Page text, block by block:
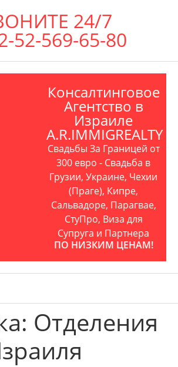
24/7
52-569-65-80
Консалтинговое
Агентство в
Израиле
A.R.IMMIGREALTY
Свадьбы За Границей от
300 евро - Свадьба в
Грузии, Украине, Чехии
(Праге), Кипре,
Сальвадоре, Парагвае,
СтуПро, Виза для
Супруга и Партнера
ПО НИЗКИМ ЦЕНАМ!
Отделения